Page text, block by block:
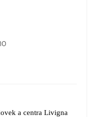
a centra Livigna